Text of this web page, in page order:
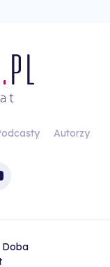
Autorzy
Doba